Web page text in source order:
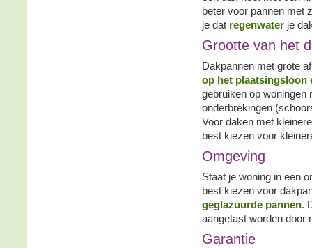
beter voor pannen met
je dat regenwater je
Grootte van het
Dakpannen met grote
op het plaatsingsloon
gebruiken op woningen
onderbrekingen
Voor daken met
best kiezen voor
Omgeving
Staat je woning in een
best kiezen voor
geglazuurde pannen.
aangetast worden door
Garantie